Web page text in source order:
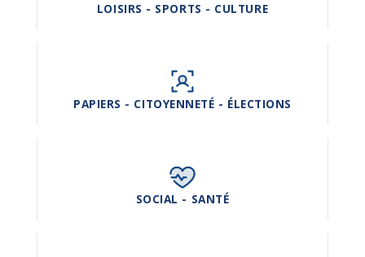
LOISIRS - SPORTS - CULTURE
PAPIERS - CITOYENNETÉ - ÉLECTIONS
SOCIAL - SANTÉ